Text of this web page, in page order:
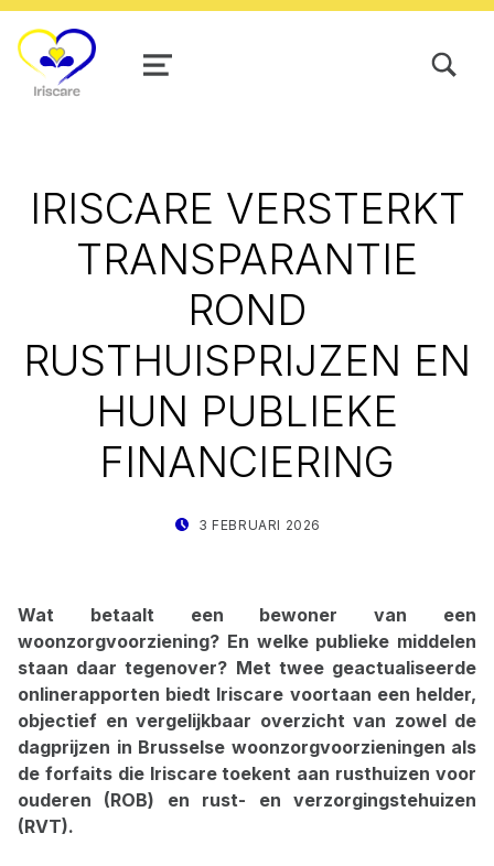
MENU
IRISCARE VERSTERKT
TRANSPARANTIE
ROND
RUSTHUISPRIJZEN EN
HUN PUBLIEKE
FINANCIERING
3 FEBRUARI 2026
Wat betaalt een bewoner van een
woonzorgvoorziening? En welke publieke middelen
staan daar tegenover? Met twee geactualiseerde
onlinerapporten biedt Iriscare voortaan een helder,
objectief en vergelijkbaar overzicht van zowel de
dagprijzen in Brusselse woonzorgvoorzieningen als
de forfaits die Iriscare toekent aan rusthuizen voor
ouderen (ROB) en rust- en verzorgingstehuizen
(RVT).